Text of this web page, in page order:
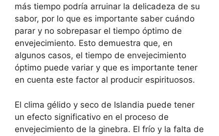
más tiempo podría arruinar la delicadeza de su
sabor, por lo que es importante saber cuándo
parar y no sobrepasar el tiempo óptimo de
envejecimiento. Esto demuestra que, en
algunos casos, el tiempo de envejecimiento
óptimo puede variar y que es importante tener
en cuenta este factor al producir espirituosos.
El clima gélido y seco de Islandia puede tener
un efecto significativo en el proceso de
envejecimiento de la ginebra. El frío y la falta de